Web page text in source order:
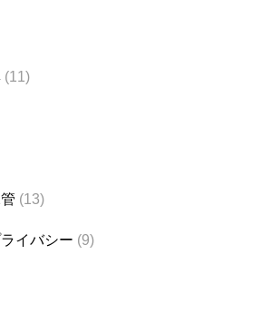
(11)
(13)
イバシー (9)